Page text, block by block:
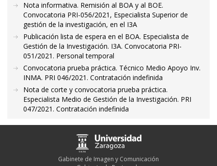
Nota informativa. Remisión al BOA y al BOE.
Convocatoria PRI-056/2021, Especialista Superior de
gestión de la investigación, en el I3A
Publicación lista de espera en el BOA. Especialista de
Gestión de la Investigación. I3A. Convocatoria PRI-
051/2021. Personal temporal
Convocatoria prueba práctica. Técnico Medio Apoyo Inv.
INMA. PRI 046/2021. Contratación indefinida
Nota de corte y convocatoria prueba práctica.
Especialista Medio de Gestión de la Investigación. PRI
047/2021. Contratación indefinida
Gabinete de Imagen y Comunicación